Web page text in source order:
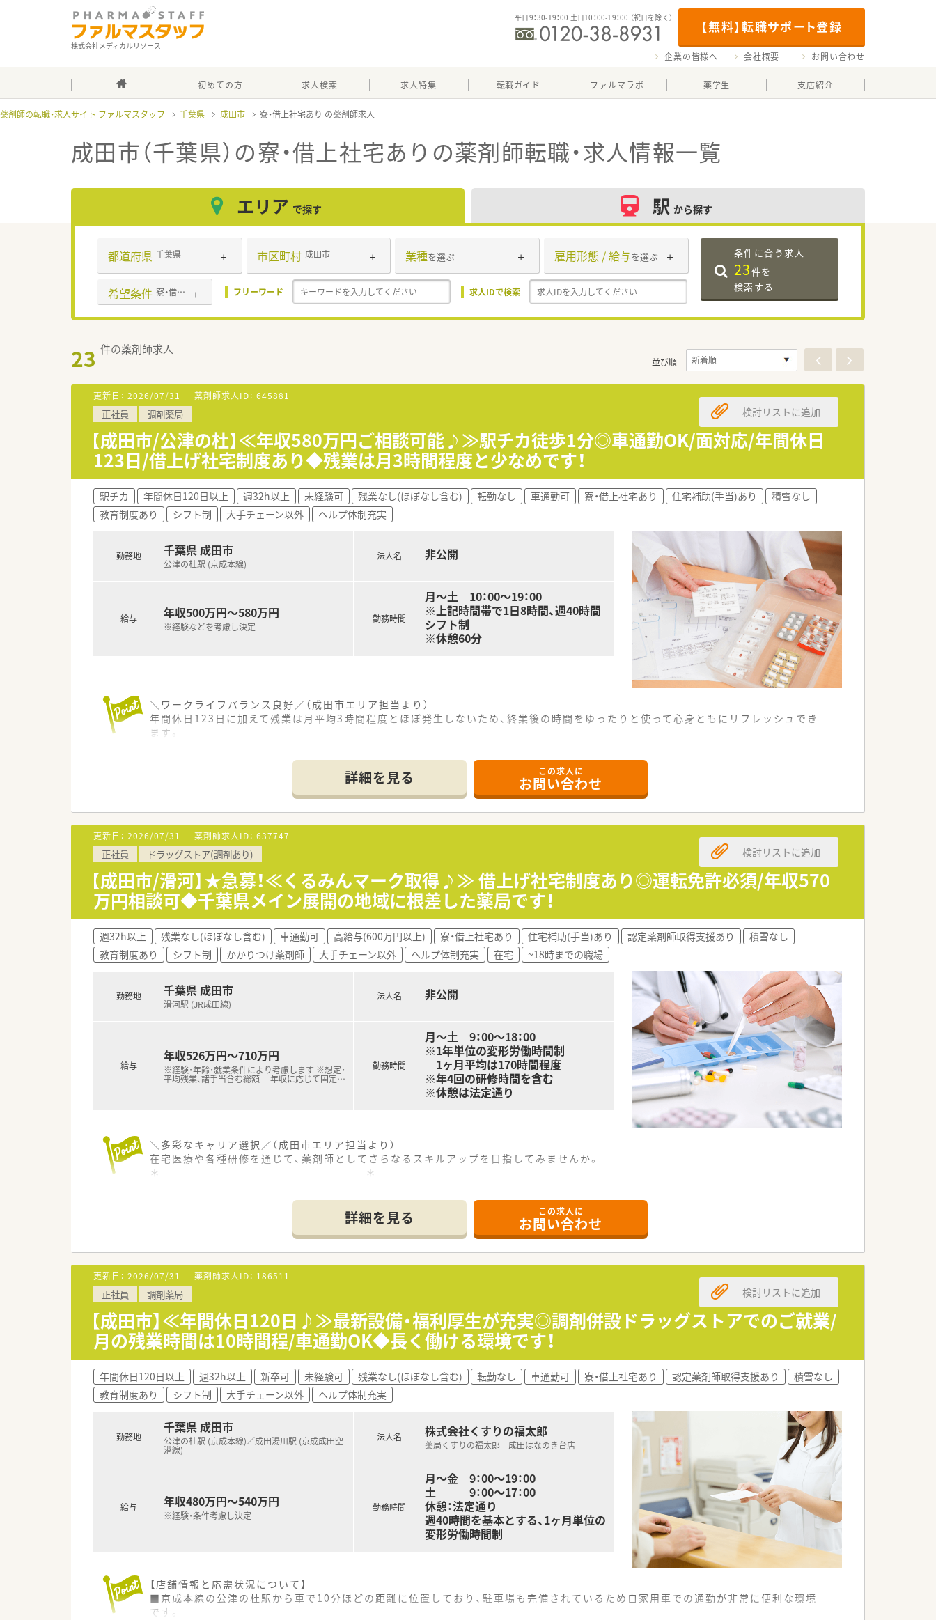
株式会社メディカルリソース
【無料】転職サポート登録
平日9：30-19：00 土日10：00-19：00 （祝日を除く）
企業の皆様へ 会社概要 お問い合わせ
初めての方 求人検索 求人特集 転職ガイド ファルマラボ 薬学生 支店紹介
薬剤師の転職・求人サイト ファルマスタッフ 千葉県 成田市 寮・借上社宅あり
成田市（千葉県）の寮・借上社宅あり の薬剤師転職・求人情報一覧
エリア で探す 駅 から探す
都道府県 千葉県 市区町村 成田市 業種を選ぶ 雇用形態 / 給与を選ぶ
希望条件 寮・借上社宅あり フリーワード 求人IDで検索
条件に合う求人
23件を
検索する
23 件の薬剤師求人
並び順
更新日： 2026/07/31 薬剤師求人ID： 645881
正社員 調剤薬局
【成田市/公津の杜】≪年収580万円ご相談可能♪≫駅チカ徒歩1分◎車通勤OK/面対応/年間休日
123日/借上げ社宅制度あり◆残業は月3時間程度と少なめです！
検討リストに追加
駅チカ 年間休日120日以上 週32h以上 未経験可 残業なし(ほぼなし含む) 転勤なし 車通勤可 寮・借上社宅あり 住宅補助(手当)あり
積雪なし
教育制度あり
シフト制 大手チェーン以外 ヘルプ体制充実
勤務地 千葉県 成田市
公津の杜駅 (京成本線)
給与 年収500万円～580万円
※経験などを考慮し決定
法人名 非公開
勤務時間
月～土 10：00～19：00
※上記時間帯で1日8時間、週40時間
シフト制
※休憩60分
＼ワークライフバランス良好／（成田市エリア担当より）
年間休日123日に加えて残業は月平均3時間程度とほぼ発生しないため、終業後の時間をゆったりと使って心身ともにリフレッシュでき
ます。
【店舗情報と応需状況について】
■最寄り駅である公津の杜駅から徒歩1分という好立地に加え、マイカーでの通勤にもしっかりと対応している店舗です。
■広域からの面処方を中心に1日約10枚を受付しており、一人ひとりの患者様に対して丁寧に向き合える環境となっています。
■薬剤師は正社員1名が在籍し、医療事務3名とともにアットホームな体制で日々の調剤業務に取り組んでおります。
【募集背景と求める人物像について】
■店舗体制の強化を目的とした定期採用を実施しており、一人ひとりの業務をしっかりとこなせる即戦力を求めています。
■地域医療への貢献に意欲があり、時代の変化へ柔軟に対応しながら主体的に行動できる方を広く募集しております。
■周囲とスムーズにコミュニケーションを図り、意見を擦り合わせながら最適解を導き出せる方が適しています。
【法人特徴について】
■約50年の歴史を持ち、千葉県内に複数店舗を展開して地域の健康を長きにわたり支え続けている調剤薬局グループです。
■地域の患者様に深く信頼される薬局作りを目指し、在宅医療や健康相談の推進に全社を挙げて積極的に取り組んでいます。
■個々の個性を活かしながら早くから活躍できる風土があり、若手からベテランまで働きやすい環境を整備しています。
詳細を見る この求人に
お問い合わせ
更新日： 2026/07/31 薬剤師求人ID： 637747
正社員 ドラッグストア(調剤あり)
【成田市/滑河】★急募！≪くるみんマーク取得♪≫ 借上げ社宅制度あり◎運転免許必須/年収570
万円相談可◆千葉県メイン展開の地域に根差した薬局です！
検討リストに追加
週32h以上 残業なし(ほぼなし含む) 車通勤可 高給与(600万円以上) 寮・借上社宅あり 住宅補助(手当)あり 認定薬剤師取得支援あり
積雪なし
教育制度あり
シフト制 かかりつけ薬剤師 大手チェーン以外 ヘルプ体制充実 在宅 ~18時までの職場
勤務地 千葉県 成田市
滑河駅 (JR成田線)
給与
年収526万円～710万円
※経験・年齢・就業条件により考慮します ※想定・
平均残業、諸手当含む総額 年収に応じて固定…
法人名 非公開
勤務時間
月～土 9：00～18：00
※1年単位の変形労働時間制
1ヶ月平均は170時間程度
※年4回の研修時間を含む
※休憩は法定通り
＼多彩なキャリア選択／（成田市エリア担当より）
在宅医療や各種研修を通じて、薬剤師としてさらなるスキルアップを目指してみませんか。
＊------------------------------------------＊
■JR成田線の滑河駅から車で10分ほどの距離に位置しており、マイカー通勤にも対応可能な調剤併設店舗です。
■処方箋は小児科や消化器科、内科、放射線科を1日10枚程度応需しており、落ち着いた環境で働けます。
■店舗には常勤薬剤師1名と非常勤薬剤師3名が在籍しており、互いに連携しながら無理なく勤務可能です。
【法人特徴について】
■千葉県を中心に約100店舗の薬局やドラッグストアなどを幅広く展開している安定感抜群の企業となります。
■調剤業務とドラッグストアの分離申請を行なっているため、品出しやレジ打ちなしで業務に専念できます。
■看護師やケアマネジャーなど多職種との連携が非常に活発で、セルフメディケーションを力強く推進します。
【職場環境と雰囲気】
■社員全体の約7割が千葉県民で構成されており、地域に根差した雰囲気の職場です。
■平均勤続年数は10年を超えており、腰を据えて長く安心して働き続けられる居心地の良い環境が整います。
■3名以上の仲間が集まる同好会には会社から補助金が出るなど、社員同士の交流も活発に行われています。
【こんな取り組みをしています】
■社内の保健師や管理栄養士による健康サポートプログラムを実施し、社員の健康維持を全面支援します。
■自社独自の教育システムを構築しており、日々の学習成果が定期昇給へしっかりと還元される仕組みです。
■研修認定薬剤師制度の取得を全面的に奨励しており、資格取得にかかる費用の貸付制度なども整います。
詳細を見る この求人に
お問い合わせ
更新日： 2026/07/31 薬剤師求人ID： 186511
正社員 調剤薬局
【成田市】≪年間休日120日♪≫最新設備・福利厚生が充実◎調剤併設ドラッグストアでのご就業/
月の残業時間は10時間程/車通勤OK◆長く働ける環境です！
検討リストに追加
年間休日120日以上 週32h以上 新卒可 未経験可 残業なし(ほぼなし含む) 転勤なし 車通勤可 寮・借上社宅あり 認定薬剤師取得支援あり
積雪なし
教育制度あり
シフト制 大手チェーン以外 ヘルプ体制充実
勤務地
千葉県 成田市
公津の杜駅 (京成本線)／成田湯川駅 (京成成田空
港線)
給与 年収480万円～540万円
※経験・条件考慮し決定
法人名 株式会社くすりの福太郎
薬局くすりの福太郎 成田はなのき台店
勤務時間
月～金 9：00～19：00
土 9：00～17：00
休憩：法定通り
週40時間を基本とする、1ヶ月単位の
変形労働時間制
【店舗情報と応需状況について】
■京成本線の公津の杜駅から車で10分ほどの距離に位置しており、駐車場も完備されているため自家用車での通勤が非常に便利な環境
です。